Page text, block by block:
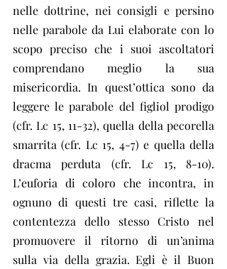
nelle dottrine, nei consigli e persino
nelle parabole da Lui elaborate con lo
scopo preciso che i suoi ascoltatori
comprendano meglio la sua
misericordia. In quest’ottica sono da
leggere le parabole del figliol prodigo
(cfr. Lc 15, 11-32), quella della pecorella
smarrita (cfr. Lc 15, 4-7) e quella della
dracma perduta (cfr. Lc 15, 8-10).
L’euforia di coloro che incontra, in
ognuno di questi tre casi, riflette la
contentezza dello stesso Cristo nel
promuovere il ritorno di un’anima
sulla via della grazia. Egli è il Buon